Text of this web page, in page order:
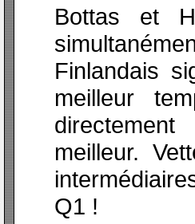
Bottas et
Finlandais
meilleur
meilleur.
Q1 !